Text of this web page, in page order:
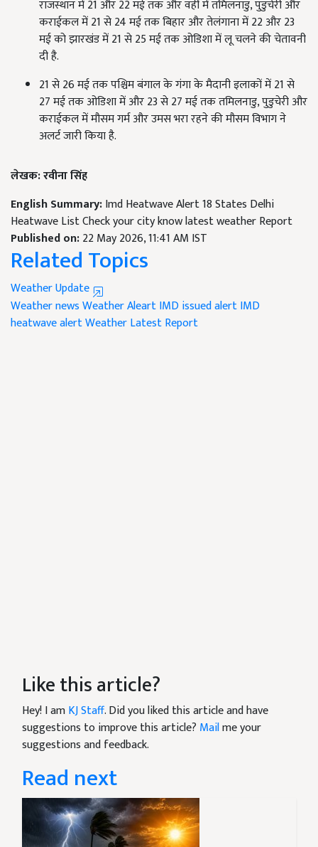
राजस्थान में 21 और 22 मई तक और वहीं में तमिलनाडु, पुडुचेरी और
कराईकल में 21 से 24 मई तक बिहार और तेलंगाना में 22 और 23
मई को झारखंड में 21 से 25 मई तक ओडिशा में लू चलने की चेतावनी
दी है.
21 से 26 मई तक पश्चिम बंगाल के गंगा के मैदानी इलाकों में 21 से
27 मई तक ओडिशा में और 23 से 27 मई तक तमिलनाडु, पुडुचेरी और
कराईकल में मौसम गर्म और उमस भरा रहने की मौसम विभाग ने
अलर्ट जारी किया है.
लेखक: रवीना सिंह
English Summary:Imd Heatwave Alert 18 States Delhi
Heatwave List Check your city know latest weather Report
Published on:22 May 2026, 11:41 AM IST
Related Topics
Weather Update
Weather newsWeather AleartIMD issued alertIMD
heatwave alertWeather Latest Report
Like this article?
Hey! I amKJ Staff. Did you liked this article and have
suggestions to improve this article? Mailme your
suggestions and feedback.
Read next